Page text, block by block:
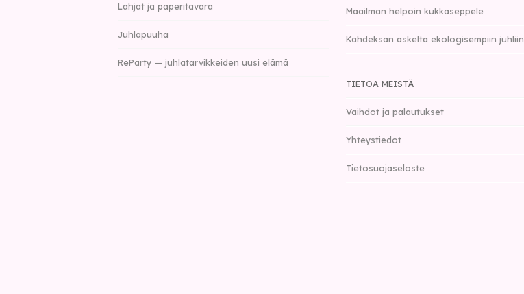
Lahjat ja paperitavara
Juhlapuuha
ReParty — juhlatarvikkeiden uusi elämä
Maailman helpoin kukkaseppele
Kahdeksan askelta ekologisempiin juhliin
TIETOA MEISTÄ
Vaihdot ja palautukset
Yhteystiedot
Tietosuojaseloste